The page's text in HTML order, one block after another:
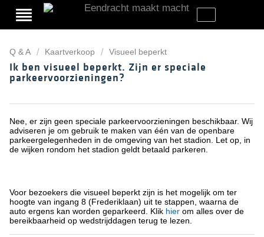
Q & A Kaartverkoop Visueel beperkt
Ik ben visueel beperkt. Zijn er speciale
parkeervoorzieningen?
Nee, er zijn geen speciale parkeervoorzieningen beschikbaar. Wij
adviseren je om gebruik te maken van één van de openbare
parkeergelegenheden in de omgeving van het stadion. Let op, in
de wijken rondom het stadion geldt betaald parkeren.
Voor bezoekers die visueel beperkt zijn is het mogelijk om ter
hoogte van ingang 8 (Frederiklaan) uit te stappen, waarna de
auto ergens kan worden geparkeerd. Klik hier om alles over de
bereikbaarheid op wedstrijddagen terug te lezen.